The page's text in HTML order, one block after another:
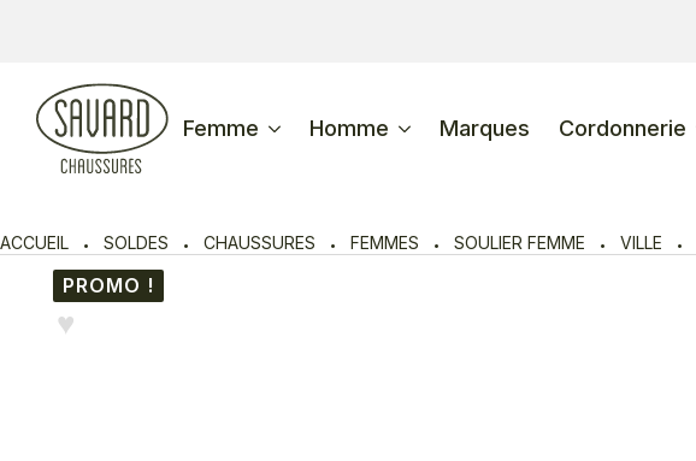
Femme Homme Marques Cordonnerie
ACCUEIL SOLDES CHAUSSURES FEMMES SOULIER FEMME VILLE
PROMO !
♥︎